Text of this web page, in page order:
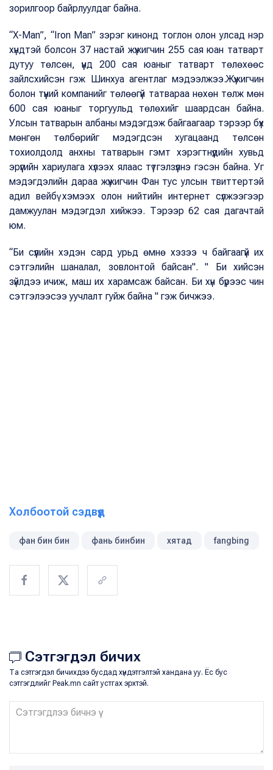
зорилгоор байрлуулдаг байна.
“Х-Man”, “Iron Man” зэрэг кинонд тоглон олон улсад нэр
хүндтэй болсон 37 настай жүжигчин 255 сая юан татварт
дутуу төлсөн, үүнд 200 сая юаныг татварт төлөхөөс
зайлсхийсэн гэж Шинхуа агентлаг мэдээлжээ.Жүжигчин
болон түүний компанийг төлөөгүй татвараа нөхөн төлж мөн
600 сая юаныг торгуульд төлөхийг шаардсан байна.
Улсын татварын албаны мэдэгдэж байгаагаар тэрээр бүх
мөнгөн төлбөрийг мэдэгдсэн хугацаанд төлсөн
тохиолдолд анхны татварын гэмт хэрэгтнүүдийн хувьд
эрүүгийн хариулага хүлээх ялаас түтгэлзүүлнэ гэсэн байна. Уг
мэдэгдэлийн дараа жүжигчин Фан тус улсын твиттертэй
адил вейбү хэмээх олон нийтийн интернет сүлжээгээр
дамжуулан мэдэгдэл хийжээ. Тэрээр 62 сая дагачтай
юм.
“Би сүүлийн хэдэн сард урьд өмнө хэзээ ч байгаагүй их
сэтгэлийн шаналал, зовлонтой байсан". " Би хийсэн
зүйлдээ ичиж, маш их харамсаж байсан. Би хүн бүрээс чин
сэтгэлээсээ уучлалт гуйж байна " гэж бичжээ.
Холбоотой сэдвүүд
фан бин бин фань бинбин хятад fangbing
Сэтгэгдэл бичих
Та сэтгэгдэл бичихдээ бусдад хүндэтгэлтэй хандана уу. Ёс бус
сэтгэгдлийг Peak.mn сайт устгах эрхтэй.